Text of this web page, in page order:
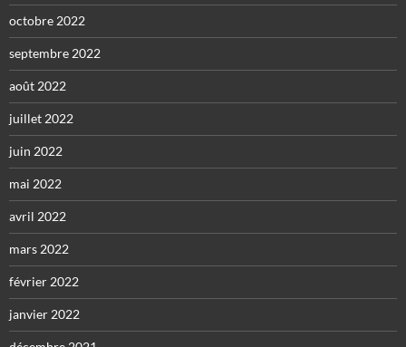
octobre 2022
septembre 2022
août 2022
juillet 2022
juin 2022
mai 2022
avril 2022
mars 2022
février 2022
janvier 2022